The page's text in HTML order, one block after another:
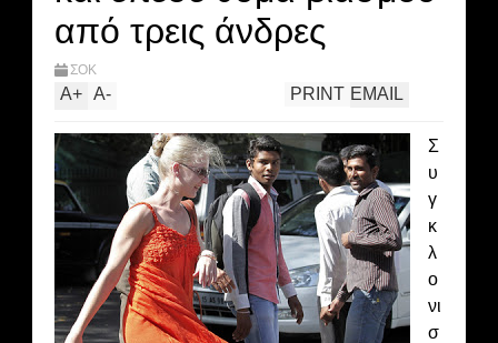
από τρεις άνδρες
ΣΟΚ
A+ A- EMAIL
PRINT
Σ
υ
γ
κ
λ
ο
νι
σ